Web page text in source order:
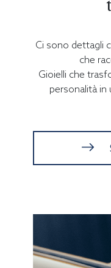
Ci sono dettagli
che
Gioielli che
personalità in